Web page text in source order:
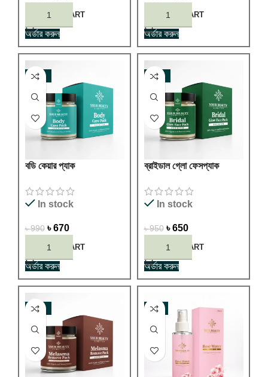
ADD TO CART
অর্ডার করুন
ADD TO CART
অর্ডার করুন
-32%
বডি কেয়ার প্যাক
In stock
৳990 ৳670
ADD TO CART
অর্ডার করুন
-32%
ব্রাইডাল গ্লো ফেসপ্যাক
In stock
৳950 ৳650
ADD TO CART
অর্ডার করুন
-30% -6%